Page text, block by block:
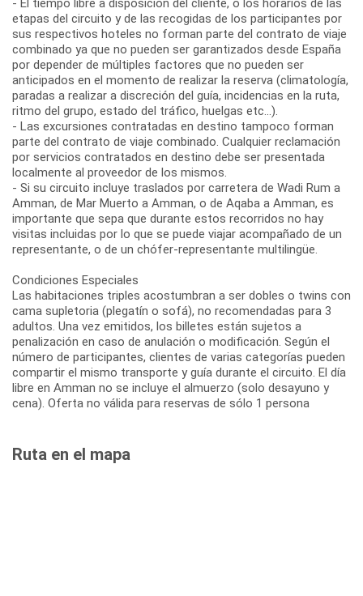
etapas del circuito y de las recogidas de los participantes por
sus respectivos hoteles no forman parte del contrato de viaje
combinado ya que no pueden ser garantizados desde España
por depender de múltiples factores que no pueden ser
anticipados en el momento de realizar la reserva (climatología,
paradas a realizar a discreción del guía, incidencias en la ruta,
ritmo del grupo, estado del tráfico, huelgas etc...).
- Las excursiones contratadas en destino tampoco forman
parte del contrato de viaje combinado. Cualquier reclamación
por servicios contratados en destino debe ser presentada
localmente al proveedor de los mismos.
- Si su circuito incluye traslados por carretera de Wadi Rum a
Amman, de Mar Muerto a Amman, o de Aqaba a Amman, es
importante que sepa que durante estos recorridos no hay
visitas incluidas por lo que se puede viajar acompañado de un
representante, o de un chófer-representante multilingüe.
Condiciones Especiales
Las habitaciones triples acostumbran a ser dobles o twins con
cama supletoria (plegatín o sofá), no recomendadas para 3
adultos. Una vez emitidos, los billetes están sujetos a
penalización en caso de anulación o modificación. Según el
número de participantes, clientes de varias categorías pueden
compartir el mismo transporte y guía durante el circuito. El día
libre en Amman no se incluye el almuerzo (solo desayuno y
cena). Oferta no válida para reservas de sólo 1 persona
Ruta en el mapa